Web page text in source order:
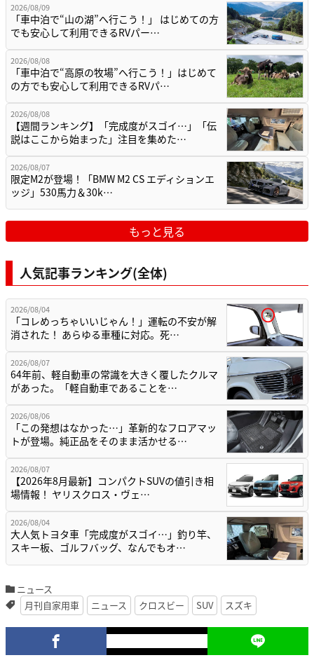
2026/08/09
「車中泊で“山の湖”へ行こう！」 はじめての方
でも安心して利用できるRVパー…
2026/08/08
「車中泊で“高原の牧場”へ行こう！」はじめて
の方でも安心して利用できるRVパ…
2026/08/08
【週間ランキング】「完成度がスゴイ…」「伝
説はここから始まった」注目を集めた…
2026/08/07
限定M2が登場！「BMW M2 CS エディションエ
ッジ」530馬力＆30k…
もっと見る
人気記事ランキング(全体)
2026/08/04
「コレめっちゃいいじゃん！」運転の不安が解
消された！ あらゆる車種に対応。死…
2026/08/07
64年前、軽自動車の常識を大きく覆したクルマ
があった。「軽自動車であることを…
2026/08/06
「この発想はなかった…」革新的なフロアマッ
トが登場。純正品をそのまま活かせる…
2026/08/07
【2026年8月最新】コンパクトSUVの値引き相
場情報！ ヤリスクロス・ヴェ…
2026/08/04
大人気トヨタ車「完成度がスゴイ…」釣り竿、
スキー板、ゴルフバッグ、なんでもオ…
ニュース
月刊自家用車
ニュース クロスビー SUV スズキ